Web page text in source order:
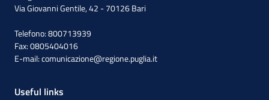
Via Giovanni Gentile, 42 - 70126 Bari
Telefono: 800713939
Fax: 0805404016
E-mail:comunicazione@regione.puglia.it
Useful links